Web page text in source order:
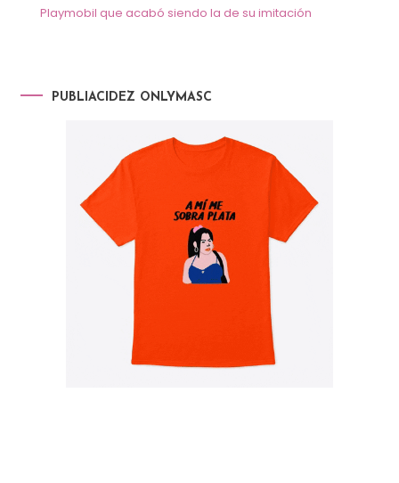
Playmobil que acabó siendo la de su imitación
PUBLIACIDEZ ONLYMASC